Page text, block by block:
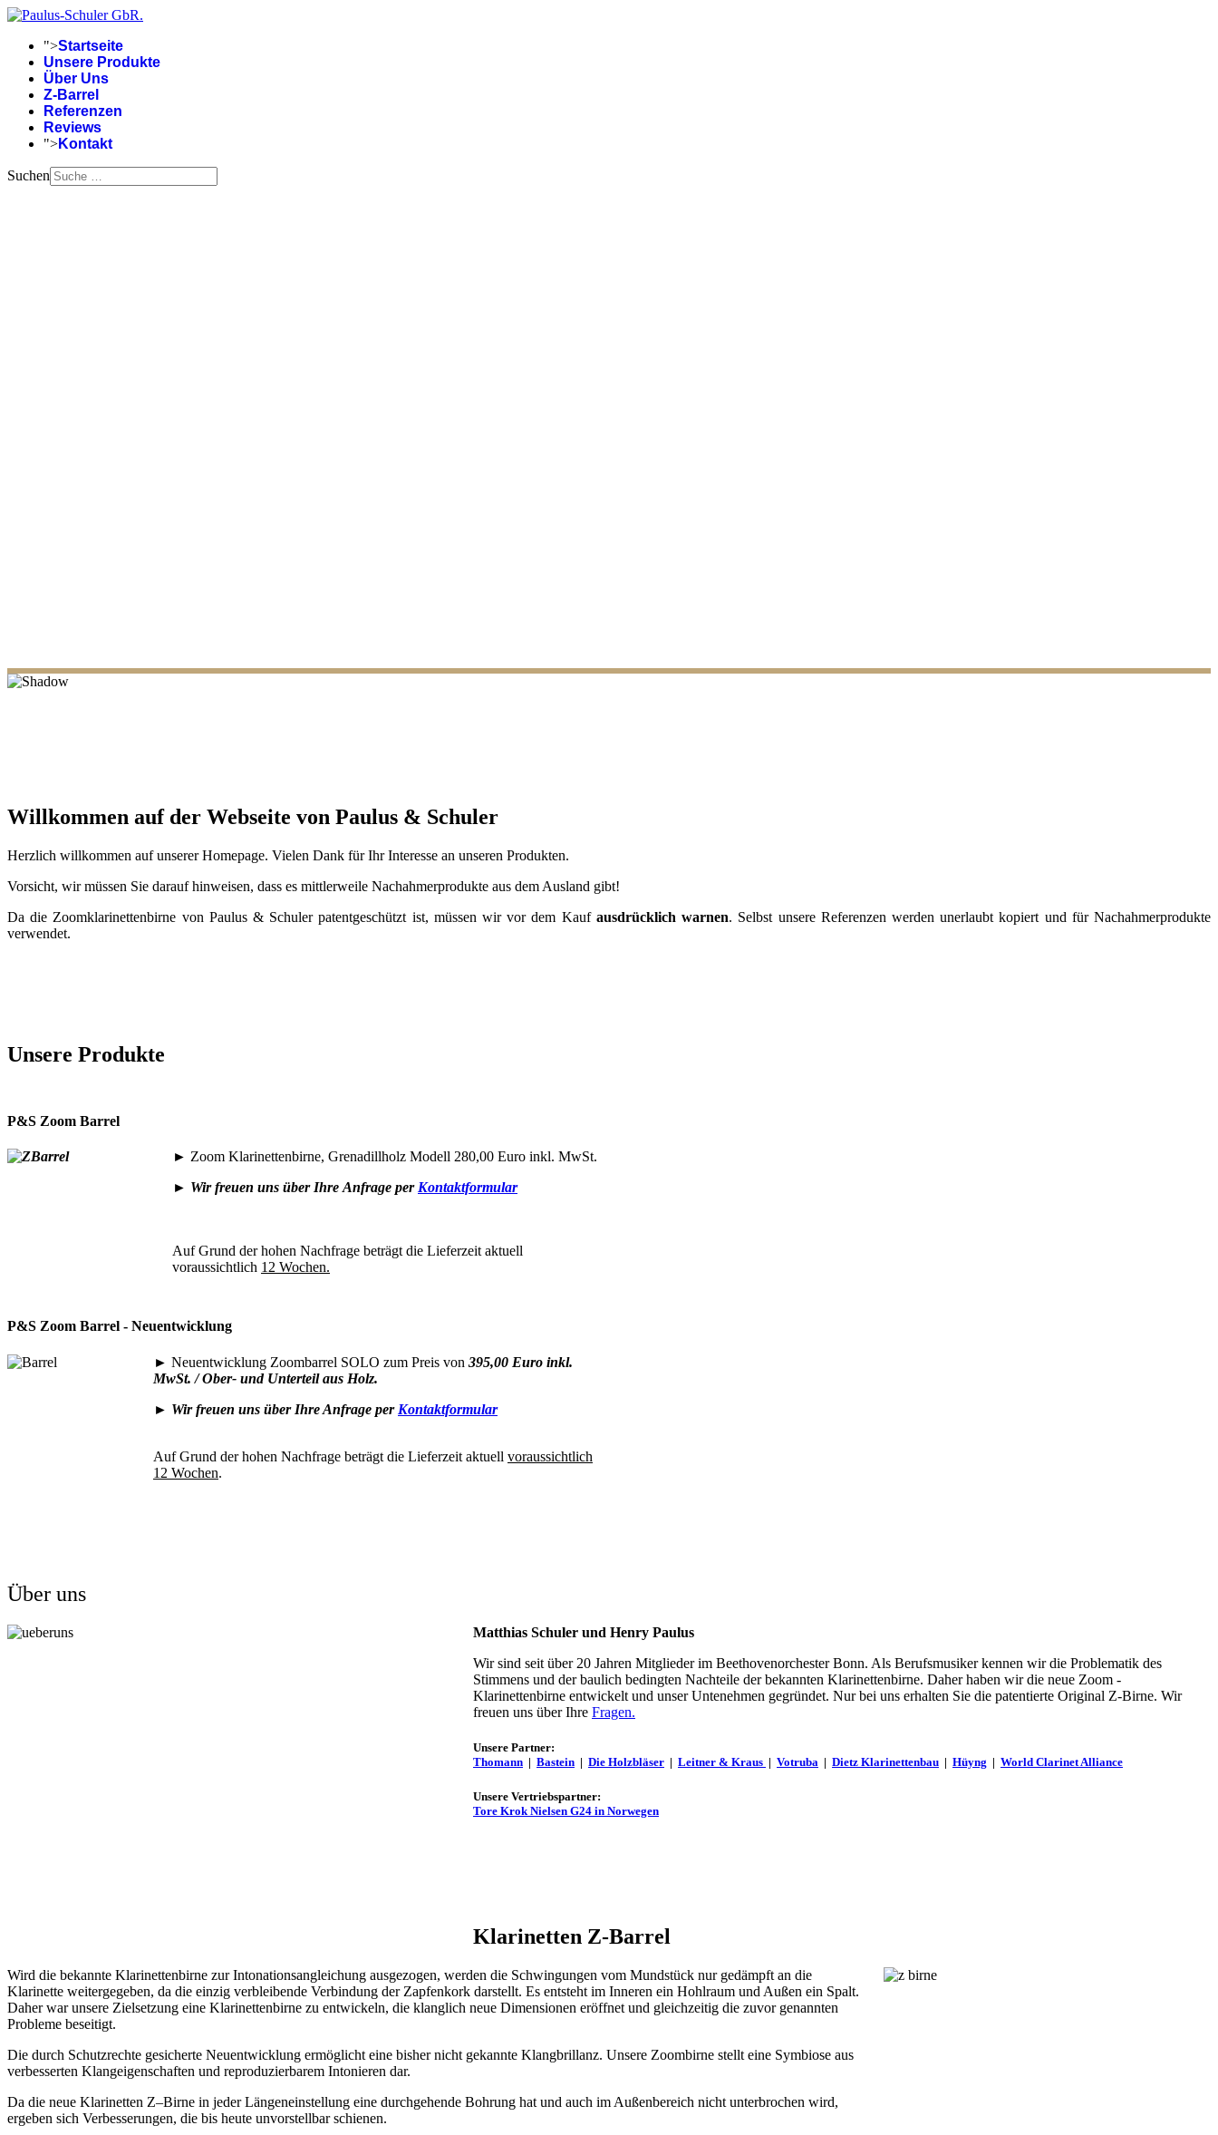
">Startseite
Unsere Produkte
Über Uns
Z-Barrel
Referenzen
Reviews
">Kontakt
Suchen
Willkommen auf der Webseite von Paulus & Schuler
Herzlich willkommen auf unserer Homepage. Vielen Dank für Ihr Interesse an unseren Produkten.
Vorsicht, wir müssen Sie darauf hinweisen, dass es mittlerweile Nachahmerprodukte aus dem Ausland gibt!
Da die Zoomklarinettenbirne von Paulus & Schuler patentgeschützt ist, müssen wir vor dem Kauf ausdrücklich warnen. Selbst unsere Referenzen werden unerlaubt kopiert und für Nachahmerprodukte
verwendet.
Unsere Produkte
P&S Zoom Barrel
► Zoom Klarinettenbirne, Grenadillholz Modell 280,00 Euro inkl. MwSt.
► Wir freuen uns über Ihre Anfrage per Kontaktformular
Auf Grund der hohen Nachfrage beträgt die Lieferzeit aktuell
voraussichtlich 12 Wochen.
P&S Zoom Barrel - Neuentwicklung
► Neuentwicklung Zoombarrel SOLO zum Preis von 395,00 Euro inkl.
MwSt. / Ober- und Unterteil aus Holz.
► Wir freuen uns über Ihre Anfrage per Kontaktformular
Auf Grund der hohen Nachfrage beträgt die Lieferzeit aktuell voraussichtlich
12 Wochen.
Über uns
Matthias Schuler und Henry Paulus
Wir sind seit über 20 Jahren Mitglieder im Beethovenorchester Bonn. Als Berufsmusiker kennen wir die Problematik des
Stimmens und der baulich bedingten Nachteile der bekannten Klarinettenbirne. Daher haben wir die neue Zoom -
Klarinettenbirne entwickelt und unser Untenehmen gegründet. Nur bei uns erhalten Sie die patentierte Original Z-Birne. Wir
freuen uns über Ihre Fragen.
Unsere Partner:
Thomann | Bastein | Die Holzbläser | Leitner & Kraus | Votruba | Dietz Klarinettenbau | Hüyng | World Clarinet Alliance
Unsere Vertriebspartner:
Tore Krok Nielsen G24 in Norwegen
Klarinetten Z-Barrel
Wird die bekannte Klarinettenbirne zur Intonationsangleichung ausgezogen, werden die Schwingungen vom Mundstück nur gedämpft an die
Klarinette weitergegeben, da die einzig verbleibende Verbindung der Zapfenkork darstellt. Es entsteht im Inneren ein Hohlraum und Außen ein Spalt.
Daher war unsere Zielsetzung eine Klarinettenbirne zu entwickeln, die klanglich neue Dimensionen eröffnet und gleichzeitig die zuvor genannten
Probleme beseitigt.
Die durch Schutzrechte gesicherte Neuentwicklung ermöglicht eine bisher nicht gekannte Klangbrillanz. Unsere Zoombirne stellt eine Symbiose aus
verbesserten Klangeigenschaften und reproduzierbarem Intonieren dar.
Da die neue Klarinetten Z–Birne in jeder Längeneinstellung eine durchgehende Bohrung hat und auch im Außenbereich nicht unterbrochen wird,
ergeben sich Verbesserungen, die bis heute unvorstellbar schienen.